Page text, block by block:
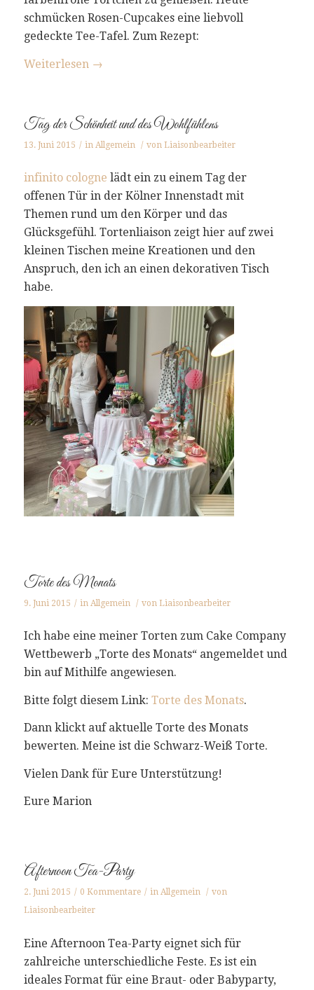
schmücken Rosen-Cupcakes eine liebvoll
gedeckte Tee-Tafel. Zum Rezept:
Weiterlesen →
Tag der Schönheit und des Wohlfühlens
13. Juni 2015 / in Allgemein / von Liaisonbearbeiter
infinito cologne lädt ein zu einem Tag der
offenen Tür in der Kölner Innenstadt mit
Themen rund um den Körper und das
Glücksgefühl. Tortenliaison zeigt hier auf zwei
kleinen Tischen meine Kreationen und den
Anspruch, den ich an einen dekorativen Tisch
habe.
Torte des Monats
9. Juni 2015 / in Allgemein / von Liaisonbearbeiter
Ich habe eine meiner Torten zum Cake Company
Wettbewerb „Torte des Monats“ angemeldet und
bin auf Mithilfe angewiesen.
Bitte folgt diesem Link: Torte des Monats.
Dann klickt auf aktuelle Torte des Monats
bewerten. Meine ist die Schwarz-Weiß Torte.
Vielen Dank für Eure Unterstützung!
Eure Marion
Afternoon Tea-Party
2. Juni 2015 / 0 Kommentare / in Allgemein / von
Liaisonbearbeiter
Eine Afternoon Tea-Party eignet sich für
zahlreiche unterschiedliche Feste. Es ist ein
ideales Format für eine Braut- oder Babyparty,